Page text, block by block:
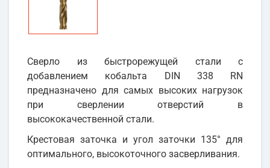
Сверло из быстрорежущей стали с
добавлением кобальта DIN 338 RN
предназначено для самых высоких нагрузок
при сверлении отверстий в
высококачественной стали.
Крестовая заточка и угол заточки 135° для
оптимального, высокоточного засверливания.